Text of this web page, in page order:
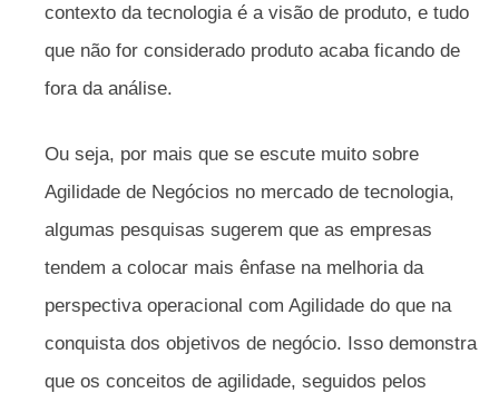
contexto da tecnologia é a visão de produto, e tudo
que não for considerado produto acaba ficando de
fora da análise.
Ou seja, por mais que se escute muito sobre
Agilidade de Negócios no mercado de tecnologia,
algumas pesquisas sugerem que as empresas
tendem a colocar mais ênfase na melhoria da
perspectiva operacional com Agilidade do que na
conquista dos objetivos de negócio. Isso demonstra
que os conceitos de agilidade, seguidos pelos